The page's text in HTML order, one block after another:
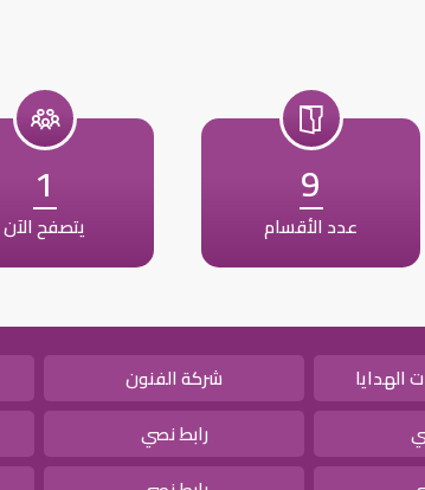
9
عدد الأقسام
1
يتصفح الآن
الهدايا شركة الفنون
رابط نصي